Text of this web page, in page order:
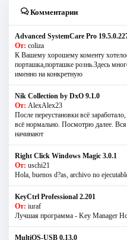
Комментарии
Advanced SystemCare Pro
От: coliza
К Вашему хорошему коменту
порташка,порташке рознь.Здесь
именно на конкретную
Nik Collection by DxO 9.1.0
От: AlexAlex23
После переустановки всё
всё нормально. Посмотрю далее.
начинают
Right Click Windows Magic 3.0.1
От: uschi21
Hola, buenos d?as, archivo no
KeyCtrl Professional 2.201
От: iuraf
Лучшая программа - Key Manager
MultiOS-USB 0.13.0